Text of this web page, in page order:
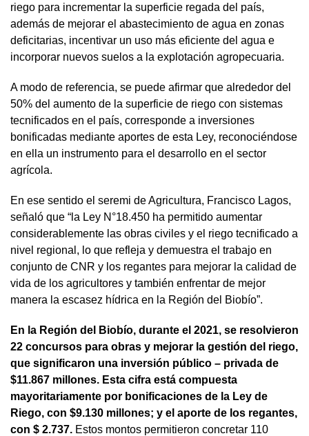
riego para incrementar la superficie regada del país,
además de mejorar el abastecimiento de agua en zonas
deficitarias, incentivar un uso más eficiente del agua e
incorporar nuevos suelos a la explotación agropecuaria.
A modo de referencia, se puede afirmar que alrededor del
50% del aumento de la superficie de riego con sistemas
tecnificados en el país, corresponde a inversiones
bonificadas mediante aportes de esta Ley, reconociéndose
en ella un instrumento para el desarrollo en el sector
agrícola.
En ese sentido el seremi de Agricultura, Francisco Lagos,
señaló que “la Ley N°18.450 ha permitido aumentar
considerablemente las obras civiles y el riego tecnificado a
nivel regional, lo que refleja y demuestra el trabajo en
conjunto de CNR y los regantes para mejorar la calidad de
vida de los agricultores y también enfrentar de mejor
manera la escasez hídrica en la Región del Biobío”.
En la Región del Biobío, durante el 2021, se resolvieron
22 concursos para obras y mejorar la gestión del riego,
que significaron una inversión público – privada de
$11.867 millones. Esta cifra está compuesta
mayoritariamente por bonificaciones de la Ley de
Riego, con $9.130 millones; y el aporte de los regantes,
con $ 2.737. Estos montos permitieron concretar 110